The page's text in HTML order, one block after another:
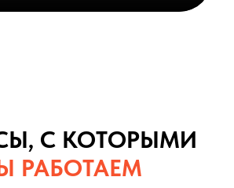
С КОТОРЫМИ
РАБОТАЕМ